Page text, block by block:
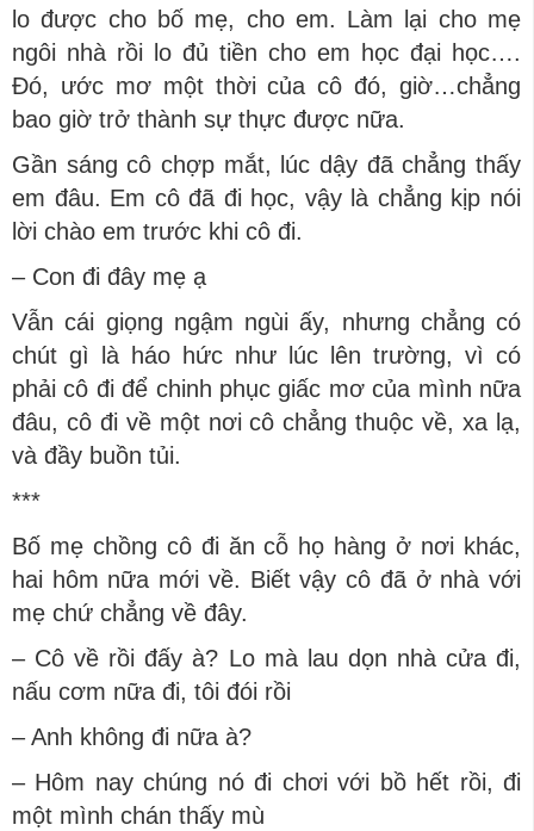
lo được cho bố mẹ, cho em. Làm lại cho mẹ
ngôi nhà rồi lo đủ tiền cho em học đại học….
Đó, ước mơ một thời của cô đó, giờ…chẳng
bao giờ trở thành sự thực được nữa.
Gần sáng cô chợp mắt, lúc dậy đã chẳng thấy
em đâu. Em cô đã đi học, vậy là chẳng kịp nói
lời chào em trước khi cô đi.
– Con đi đây mẹ ạ
Vẫn cái giọng ngậm ngùi ấy, nhưng chẳng có
chút gì là háo hức như lúc lên trường, vì có
phải cô đi để chinh phục giấc mơ của mình nữa
đâu, cô đi về một nơi cô chẳng thuộc về, xa lạ,
và đầy buồn tủi.
***
Bố mẹ chồng cô đi ăn cỗ họ hàng ở nơi khác,
hai hôm nữa mới về. Biết vậy cô đã ở nhà với
mẹ chứ chẳng về đây.
– Cô về rồi đấy à? Lo mà lau dọn nhà cửa đi,
nấu cơm nữa đi, tôi đói rồi
– Anh không đi nữa à?
– Hôm nay chúng nó đi chơi với bồ hết rồi, đi
một mình chán thấy mù